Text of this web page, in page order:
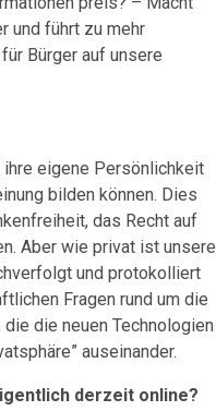
und führt zu mehr
Bürger auf unsere
ihre eigene Persönlichkeit
bilden können. Dies
das Recht auf
Aber wie privat ist unsere
und protokolliert
Fragen rund um die
die neuen Technologien
auseinander.
derzeit online?